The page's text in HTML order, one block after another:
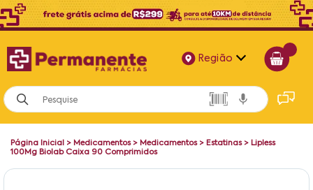
Região
Alagoas
Bahia
Página Inicial > Medicamentos> Medicamentos> Estatinas> Lipless
100Mg Biolab Caixa 90 Comprimidos